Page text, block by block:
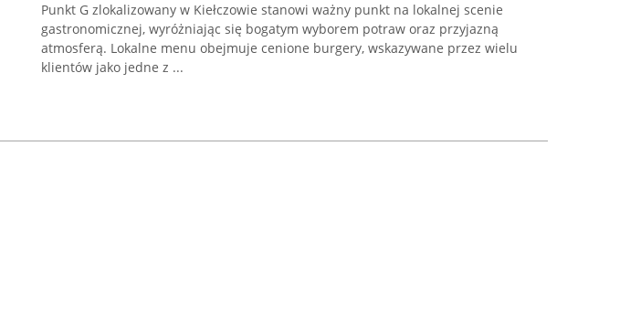
Punkt G zlokalizowany w Kiełczowie stanowi ważny punkt na lokalnej scenie
gastronomicznej, wyróżniając się bogatym wyborem potraw oraz przyjazną
atmosferą. Lokalne menu obejmuje cenione burgery, wskazywane przez wielu
klientów jako jedne z ...